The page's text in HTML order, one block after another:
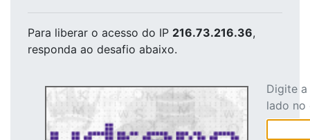
Para liberar o acesso do IP 216.73.216.36,
responda ao desafio abaixo.
Digite
lado no